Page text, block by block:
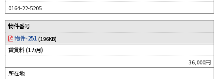
0164-22-5205
物件番号
物件-251 (196KB)
賃貸料 (1カ月)
36,000円
所在地